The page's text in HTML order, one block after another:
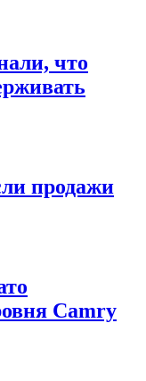
что
продажи
Camry